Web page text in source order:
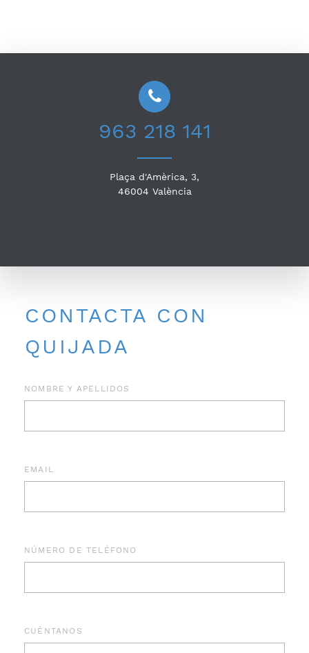
963 218 141
Plaça d'Amèrica, 3,
46004 València
CONTACTA CON
QUIJADA
NOMBRE Y APELLIDOS
EMAIL
NÚMERO DE TELÉFONO
CUÉNTANOS